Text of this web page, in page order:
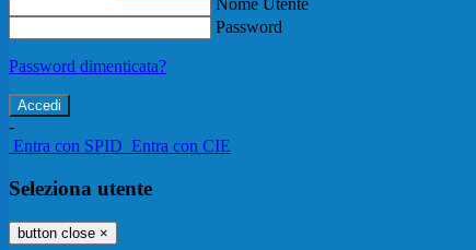
Nome Utente
Password
Password dimenticata?
-
Entra con SPID Entra con CIE
Seleziona utente
button close ×